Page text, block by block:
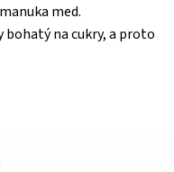
med.
bohatý na cukry, a proto